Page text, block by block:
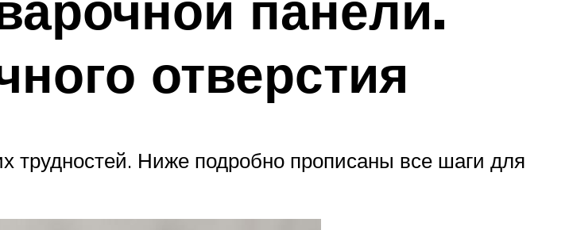
отверстия
трудностей. Ниже подробно прописаны все шаги для